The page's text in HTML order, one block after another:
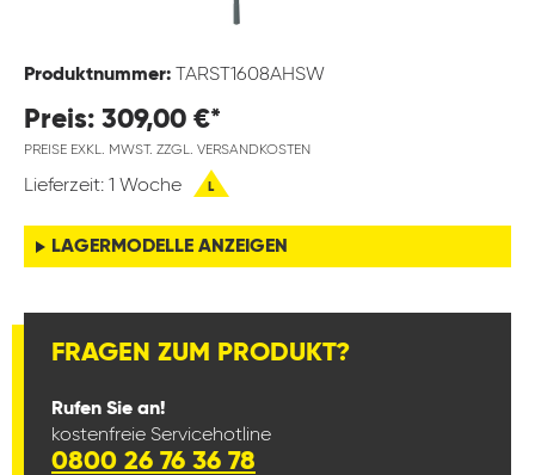
Produktnummer: TARST1608AHSW
Preis: 309,00 €*
PREISE EXKL. MWST. ZZGL. VERSANDKOSTEN
Lieferzeit: 1 Woche L
LAGERMODELLE ANZEIGEN
FRAGEN ZUM PRODUKT?
Rufen Sie an!
kostenfreie Servicehotline
0800 26 76 36 78